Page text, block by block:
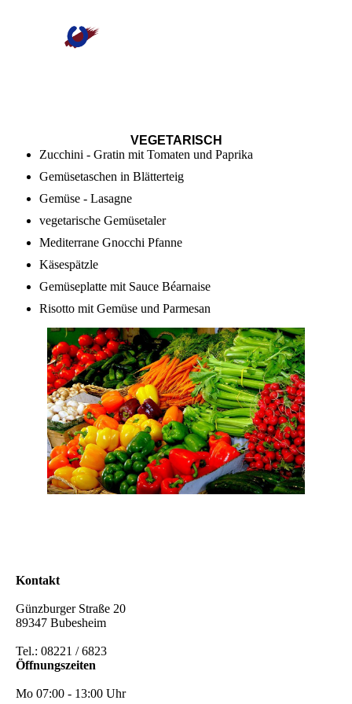
VEGETARISCH
Zucchini - Gratin mit Tomaten und Paprika
Gemüsetaschen in Blätterteig
Gemüse - Lasagne
vegetarische Gemüsetaler
Mediterrane Gnocchi Pfanne
Käsespätzle
Gemüseplatte mit Sauce Béarnaise
Risotto mit Gemüse und Parmesan
Kontakt
Günzburger Straße 20
89347 Bubesheim
Tel.: 08221 / 6823
Öffnungszeiten
Mo 07:00 - 13:00 Uhr